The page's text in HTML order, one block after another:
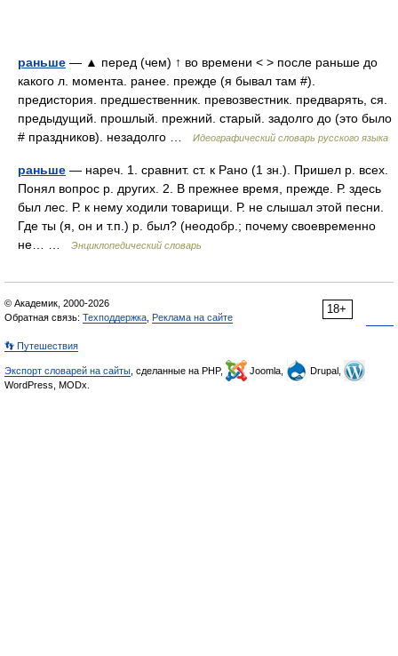
раньше — ▲ перед (чем) ↑ во времени < > после раньше до
какого л. момента. ранее. прежде (я бывал там #).
предистория. предшественник. превозвестник. предварять, ся.
предыдущий. прошлый. прежний. старый. задолго до (это было
# праздников). незадолго …
Идеографический словарь русского языка
раньше — нареч. 1. сравнит. ст. к Рано (1 зн.). Пришел р. всех.
Понял вопрос р. других. 2. В прежнее время, прежде. Р. здесь
был лес. Р. к нему ходили товарищи. Р. не слышал этой песни.
Где ты (я, он и т.п.) р. был? (неодобр.; почему своевременно
не… …
Энциклопедический словарь
18+
© Академик, 2000-2026
Обратная связь: Техподдержка Реклама на сайте
👣 Путешествия
Экспорт словарей на сайты , сделанные на PHP, Joomla,
Drupal,
WordPress, MODx.